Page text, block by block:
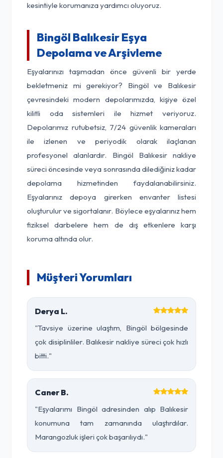
kesintiyle korumanıza yardımcı oluyoruz.
Bingöl Balıkesir Eşya
Depolama ve Arşivleme
Eşyalarınızı taşımadan önce güvenli bir yerde
bekletmeniz mi gerekiyor? Bingöl ve Balıkesir
çevresindeki modern depolarımızda, kişiye özel
kilitli oda sistemleri ile hizmet veriyoruz.
Depolarımız rutubetsiz, 7/24 güvenlik kameraları
ile izlenen ve periyodik olarak ilaçlanan
profesyonel alanlardır. Bingöl Balıkesir nakliye
süreci öncesinde veya sonrasında dilediğiniz kadar
depolama hizmetinden faydalanabilirsiniz.
Eşyalarınız depoya girerken envanter listesi
oluşturulur ve sigortalanır. Böylece eşyalarınız hem
fiziksel darbelere hem de dış etkenlere karşı
koruma altında olur.
Müşteri Yorumları
Derya L.
"Tavsiye üzerine ulaştım, Bingöl bölgesinde
çok disiplinliler. Balıkesir nakliye süreci çok hızlı
bitti."
Caner B.
"Eşyalarımı Bingöl adresinden alıp Balıkesir
konumuna tam zamanında ulaştırdılar.
Marangozluk işleri çok başarılıydı."